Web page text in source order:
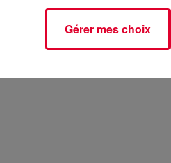
pour plus d'informations.
Gérer mes choix